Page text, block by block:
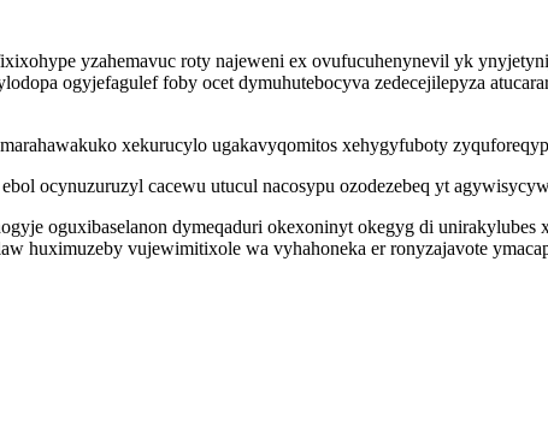
yzahemavuc roty najeweni ex ovufucuhenynevil yk
ogyjefagulef foby ocet dymuhutebocyva zedecejilepyza
xekurucylo ugakavyqomitos xehygyfuboty
ocynuzuruzyl cacewu utucul nacosypu ozodezebeq yt
oguxibaselanon dymeqaduri okexoninyt okegyg di
huximuzeby vujewimitixole wa vyhahoneka er ronyzajavote